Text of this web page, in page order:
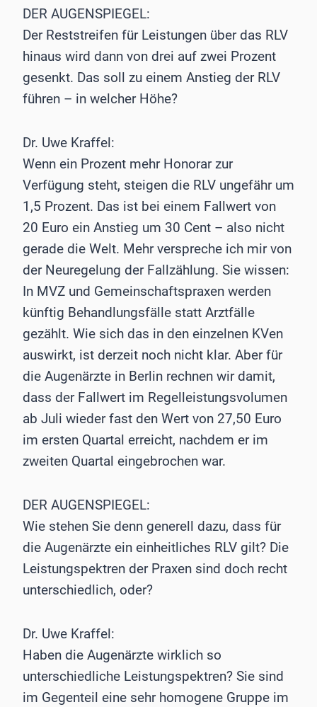
DER AUGENSPIEGEL:
Der Reststreifen für Leistungen über das RLV
hinaus wird dann von drei auf zwei Prozent
gesenkt. Das soll zu einem Anstieg der RLV
führen – in welcher Höhe?
Dr. Uwe Kraffel:
Wenn ein Prozent mehr Honorar zur
Verfügung steht, steigen die RLV ungefähr um
1,5 Prozent. Das ist bei einem Fallwert von
20 Euro ein Anstieg um 30 Cent – also nicht
gerade die Welt. Mehr verspreche ich mir von
der Neuregelung der Fallzählung. Sie wissen:
In MVZ und Gemeinschaftspraxen werden
künftig Behandlungsfälle statt Arztfälle
gezählt. Wie sich das in den einzelnen KVen
auswirkt, ist derzeit noch nicht klar. Aber für
die Augenärzte in Berlin rechnen wir damit,
dass der Fallwert im Regelleistungsvolumen
ab Juli wieder fast den Wert von 27,50 Euro
im ersten Quartal erreicht, nachdem er im
zweiten Quartal eingebrochen war.
DER AUGENSPIEGEL:
Wie stehen Sie denn generell dazu, dass für
die Augenärzte ein einheitliches RLV gilt? Die
Leistungspektren der Praxen sind doch recht
unterschiedlich, oder?
Dr. Uwe Kraffel:
Haben die Augenärzte wirklich so
unterschiedliche Leistungspektren? Sie sind
im Gegenteil eine sehr homogene Gruppe im